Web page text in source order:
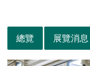
總覽 展覽消息